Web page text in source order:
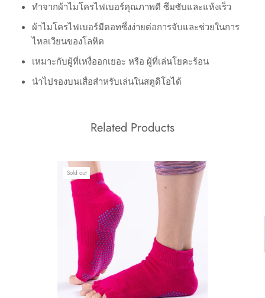
ทำจากผ้าไมโครไฟเบอร์คุณภาพดี ซึมซับและแห้งเร็ว
ผ้าไมโครไฟเบอร์มีดอทซึ่งง่ายต่อการจับและช่วยในการ
ไหลเวียนของโลหิต
เหมาะกับผู้ที่เหงื่ออกเยอะ หรือ ผู้ที่เล่นโยคะร้อน
นำไปรองบนเสื่อสำหรับเล่นในสตูดิโอได้
Related Products
Sold out